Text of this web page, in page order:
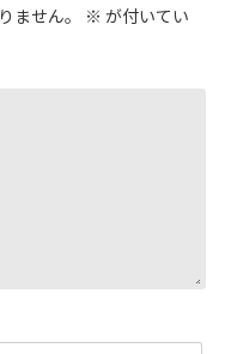
ません。 ※ が付いてい